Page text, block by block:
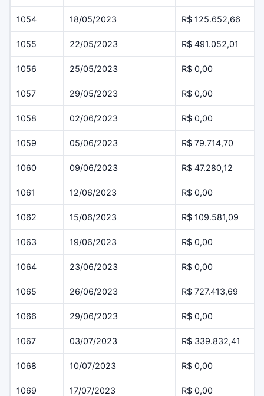
1054 18/05/2023 R$ 125.652,66
1055 22/05/2023 R$ 491.052,01
1056 25/05/2023 R$ 0,00
1057 29/05/2023 R$ 0,00
1058 02/06/2023 R$ 0,00
1059 05/06/2023 R$ 79.714,70
1060 09/06/2023 R$ 47.280,12
1061 12/06/2023 R$ 0,00
1062 15/06/2023 R$ 109.581,09
1063 19/06/2023 R$ 0,00
1064 23/06/2023 R$ 0,00
1065 26/06/2023 R$ 727.413,69
1066 29/06/2023 R$ 0,00
1067 03/07/2023 R$ 339.832,41
1068 10/07/2023 R$ 0,00
1069 17/07/2023 R$ 0,00